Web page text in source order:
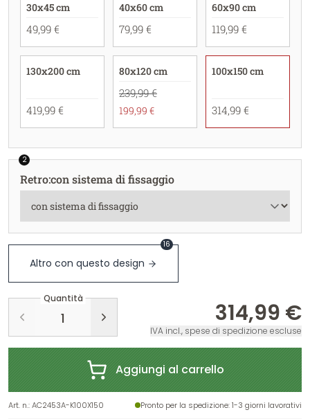
30x45 cm
49,99 €
40x60 cm
79,99 €
60x90 cm
119,99 €
130x200 cm
419,99 €
80x120 cm
239,99 €
199,99 €
100x150 cm
314,99 €
2
Retro:con sistema di fissaggio
Altro con questo design
16
Quantità
314,99 €
IVA incl., spese di spedizione escluse
Aggiungi al carrello
Art. n.:AC2453A-K100X150 Pronto per la spedizione: 1-3 giorni lavorativi